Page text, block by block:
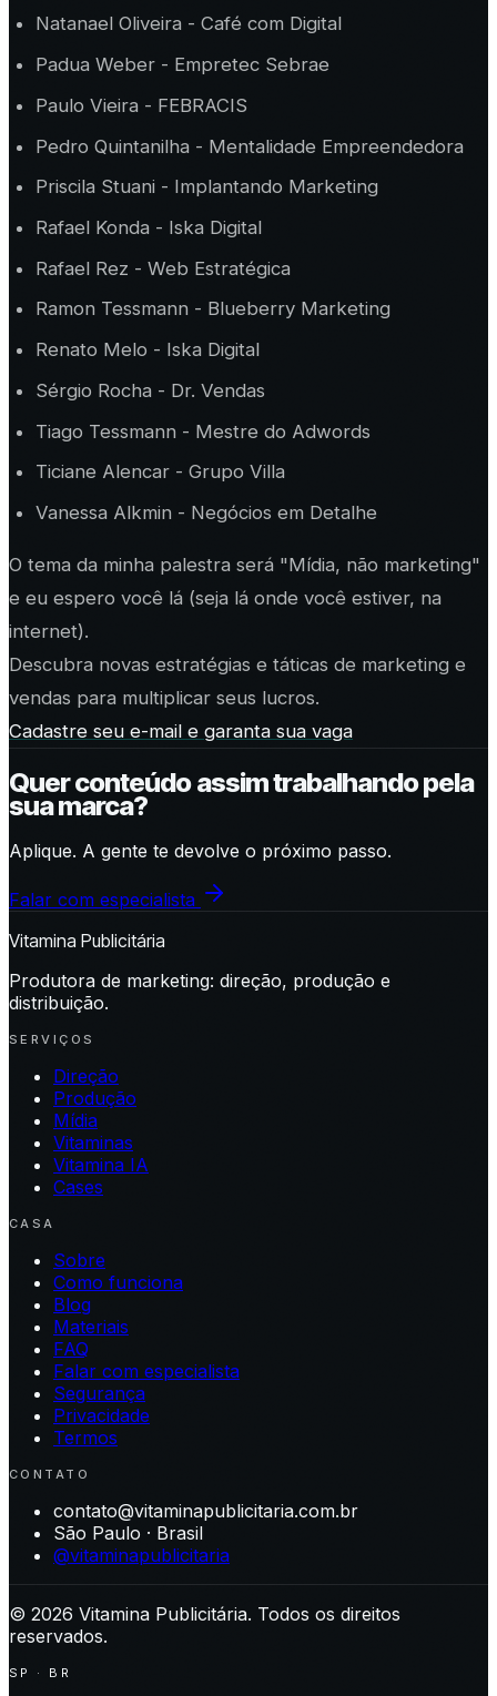
Natanael Oliveira - Café com Digital
Padua Weber - Empretec Sebrae
Paulo Vieira - FEBRACIS
Pedro Quintanilha - Mentalidade Empreendedora
Priscila Stuani - Implantando Marketing
Rafael Konda - Iska Digital
Rafael Rez - Web Estratégica
Ramon Tessmann - Blueberry Marketing
Renato Melo - Iska Digital
Sérgio Rocha - Dr. Vendas
Tiago Tessmann - Mestre do Adwords
Ticiane Alencar - Grupo Villa
Vanessa Alkmin - Negócios em Detalhe
O tema da minha palestra será "Mídia, não marketing"
e eu espero você lá (seja lá onde você estiver, na
internet).
Descubra novas estratégias e táticas de marketing e
vendas para multiplicar seus lucros.
Cadastre seu e-mail e garanta sua vaga
Quer conteúdo assim trabalhando pela
sua marca?
Aplique. A gente te devolve o próximo passo.
Falar com especialista
Vitamina Publicitária
Produtora de marketing: direção, produção e
distribuição.
SERVIÇOS
Direção
Produção
Mídia
Vitaminas
Vitamina IA
Cases
CASA
Sobre
Como funciona
Blog
Materiais
FAQ
Falar com especialista
Segurança
Privacidade
Termos
CONTATO
contato@vitaminapublicitaria.com.br
São Paulo · Brasil
@vitaminapublicitaria
© 2026 Vitamina Publicitária. Todos os direitos
reservados.
SP · BR